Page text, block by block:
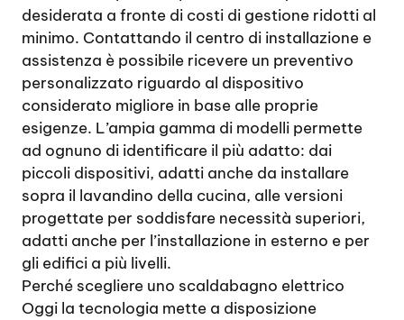
desiderata a fronte di costi di gestione ridotti al
minimo. Contattando il centro di installazione e
assistenza è possibile ricevere un preventivo
personalizzato riguardo al dispositivo
considerato migliore in base alle proprie
esigenze. L’ampia gamma di modelli permette
ad ognuno di identificare il più adatto: dai
piccoli dispositivi, adatti anche da installare
sopra il lavandino della cucina, alle versioni
progettate per soddisfare necessità superiori,
adatti anche per l’installazione in esterno e per
gli edifici a più livelli.
Perché scegliere uno scaldabagno elettrico
Oggi la tecnologia mette a disposizione